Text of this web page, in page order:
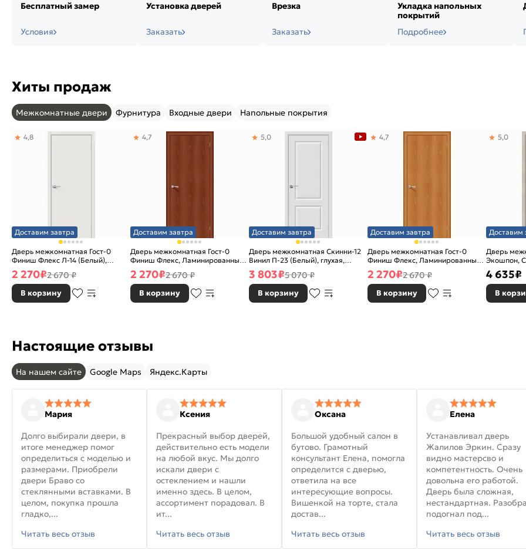
Бесплатный замер
Условия
Установка дверей
Заказать
Врезка
Заказать
Укладка напольных
покрытий
Подробнее
Хиты продаж
Межкомнатные двери Фурнитура Входные двери Напольные покрытия
Доставим завтра
Дверь межкомнатная Гост-0
Финиш Флекс Л-14 (Белый),
глухая, каркасно-щитовая
4,8
2 270₽2 670 ₽
В корзину
Доставим завтра
Дверь межкомнатная Гост-0
Финиш Флекс, Ламинированные
Л-11 (ИталОрех), глухая,
каркасно-щитовая
4,7
2 270₽2 670 ₽
В корзину
Доставим завтра
Дверь межкомнатная Скинни-12
Винил П-23 (Белый), глухая,
скиновая
5,0
3 803₽5 070 ₽
В корзину
Доставим завтра
Дверь межкомнатная Гост-0
Финиш Флекс, Ламинированные
Л-12 (МиланОрех), глухая,
каркасно-щитовая
4,7
2 270₽2 670 ₽
В корзину
Доставим
Дверь
Экошпон,
5,0
4 635₽
В
Настоящие отзывы
На нашем сайте Google Maps Яндекс.Карты
Мария
Долго выбирали двери, в
итоге менеджер помог
определиться с моделью и
размерами. Приобрели
двери Браво со
стеклянными вставками. В
целом, покупка прошла
гладко,...
Читать весь отзыв
Ксения
Прекрасный выбор дверей,
действительно есть модели
на любой вкус. Мы долго
искали двери с
остеклением и нашли
именно здесь. В целом,
ассортимент порадовал. В
ит...
Читать весь отзыв
Оксана
Большой удобный салон в
бутово. Грамотный
консультант Елена, помогла
определится с дверью,
ответила на все
интересующие вопросы.
Вишенкой на торте, стала
достав...
Читать весь отзыв
Елена
Устанавливал дверь
Жалилов Эркин. Сразу
видно мастерсво и
компетентность. Очень
довольна его работой.
Дверь была сложная,
нестандартная.
подогнал под...
Читать весь отзыв